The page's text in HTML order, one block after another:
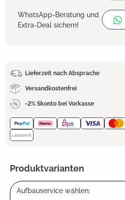
WhatsApp-Beratung und
Extra-Deal sichern!
Lieferzeit nach Absprache
Versandkostenfrei
-2% Skonto bei Vorkasse
Lastschrift
Produktvarianten
Aufbauservice wählen: